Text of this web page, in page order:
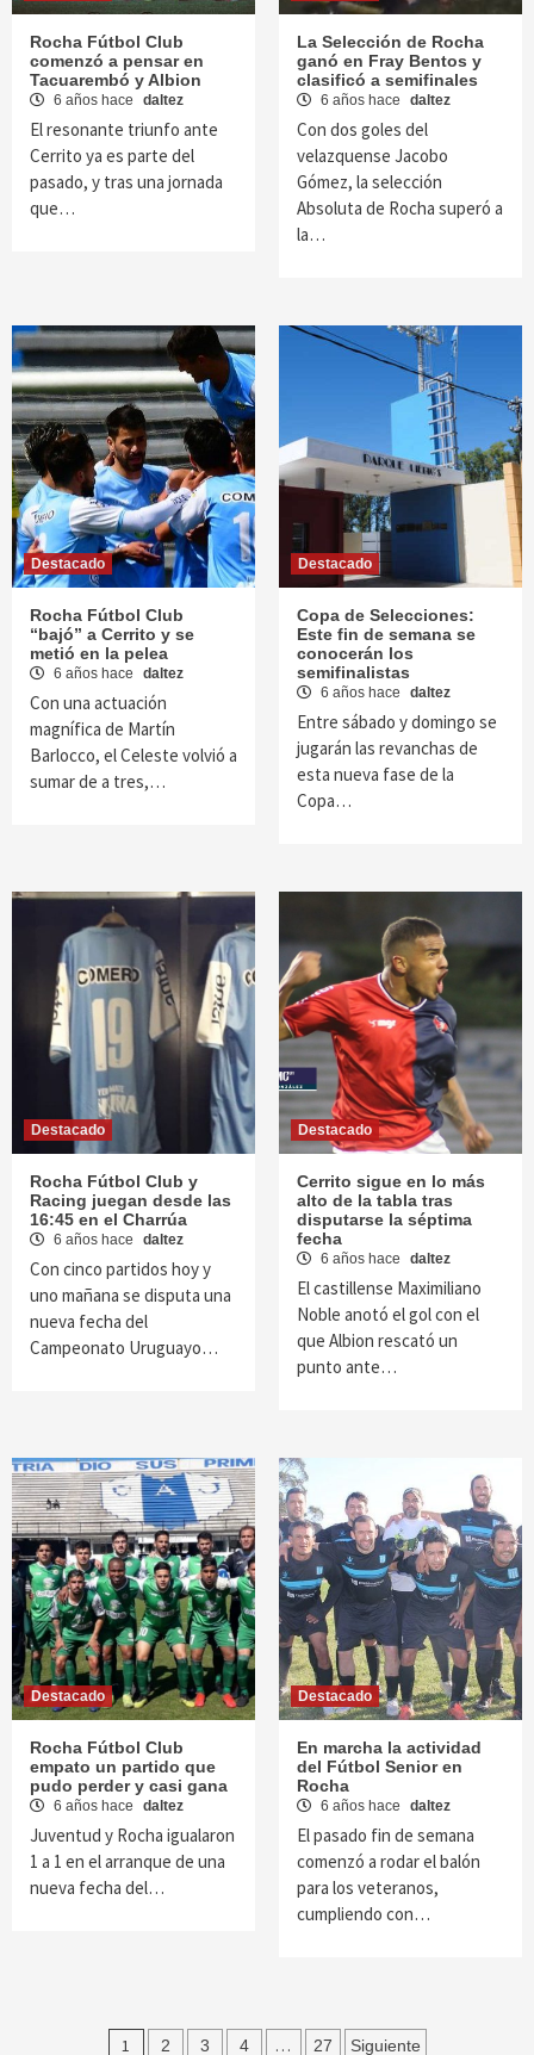
Rocha Fútbol Club
comenzó a pensar en
Tacuarembó y Albion
6 años hace daltez
El resonante triunfo ante
Cerrito ya es parte del
pasado, y tras una jornada
que…
La Selección de Rocha
ganó en Fray Bentos y
clasificó a semifinales
6 años hace daltez
Con dos goles del
velazquense Jacobo
Gómez, la selección
Absoluta de Rocha superó a
la…
Destacado
Rocha Fútbol Club
“bajó” a Cerrito y se
metió en la pelea
6 años hace daltez
Con una actuación
magnífica de Martín
Barlocco, el Celeste volvió a
sumar de a tres,…
Destacado
Copa de Selecciones:
Este fin de semana se
conocerán los
semifinalistas
6 años hace daltez
Entre sábado y domingo se
jugarán las revanchas de
esta nueva fase de la
Copa…
Destacado
Rocha Fútbol Club y
Racing juegan desde las
16:45 en el Charrúa
6 años hace daltez
Con cinco partidos hoy y
uno mañana se disputa una
nueva fecha del
Campeonato Uruguayo…
Destacado
Cerrito sigue en lo más
alto de la tabla tras
disputarse la séptima
fecha
6 años hace daltez
El castillense Maximiliano
Noble anotó el gol con el
que Albion rescató un
punto ante…
Destacado
Rocha Fútbol Club
empato un partido que
pudo perder y casi gana
6 años hace daltez
Juventud y Rocha igualaron
1 a 1 en el arranque de una
nueva fecha del…
Destacado
En marcha la actividad
del Fútbol Senior en
Rocha
6 años hace daltez
El pasado fin de semana
comenzó a rodar el balón
para los veteranos,
cumpliendo con…
1 2 3 4 … 27 Siguiente